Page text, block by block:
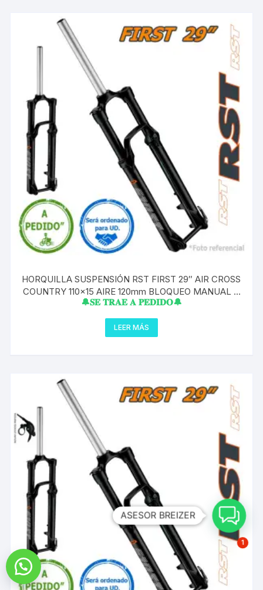
HORQUILLA SUSPENSIÓN RST FIRST 29″ AIR CROSS
COUNTRY 110×15 AIRE 120mm BLOQUEO MANUAL A
PEDIDO
🔔𝐒𝐄 𝐓𝐑𝐀𝐄 𝐀 𝐏𝐄𝐃𝐈𝐃𝐎🔔
LEER MÁS
ASESOR BREIZER
1